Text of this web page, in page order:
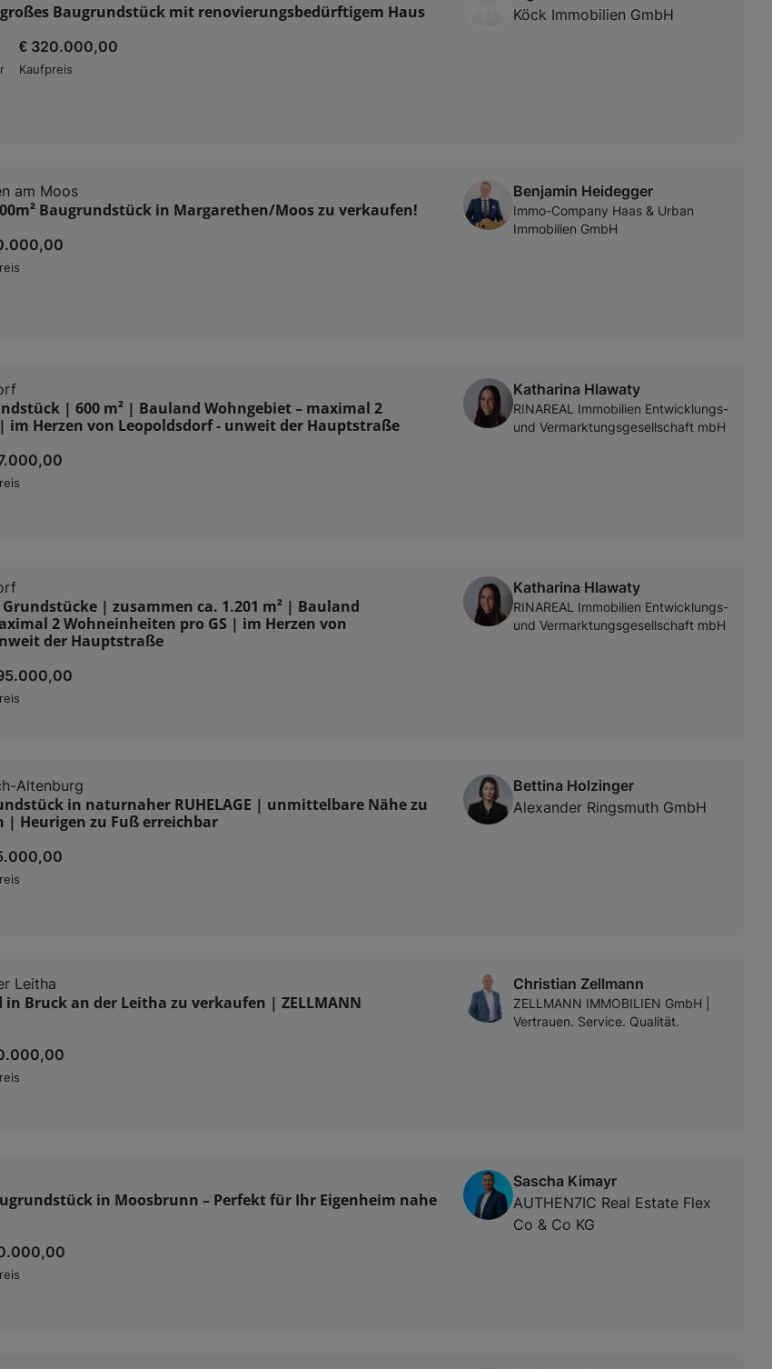
Baugrundstück mit renovierungsbedürftigem Haus
€ 320.000,00
Kaufpreis
Köck Immobilien GmbH
am Moos
Baugrundstück in Margarethen/Moos zu verkaufen!
Benjamin Heidegger
Immo-Company Haas & Urban
Immobilien GmbH
| 600 m² | Bauland Wohngebiet – maximal 2
Herzen von Leopoldsdorf - unweit der Hauptstraße
Katharina Hlawaty
RINAREAL Immobilien Entwicklungs-
und Vermarktungsgesellschaft mbH
| zusammen ca. 1.201 m² | Bauland
2 Wohneinheiten pro GS | im Herzen von
der Hauptstraße
Katharina Hlawaty
RINAREAL Immobilien Entwicklungs-
und Vermarktungsgesellschaft mbH
Altenburg
in naturnaher RUHELAGE | unmittelbare Nähe zu
| Heurigen zu Fuß erreichbar
Bettina Holzinger
Alexander Ringsmuth GmbH
Leitha
in Bruck an der Leitha zu verkaufen | ZELLMANN
Christian Zellmann
ZELLMANN IMMOBILIEN GmbH |
Vertrauen. Service. Qualität.
in Moosbrunn – Perfekt für Ihr Eigenheim nahe
Sascha Kimayr
AUTHEN7IC Real Estate Flex
Co & Co KG